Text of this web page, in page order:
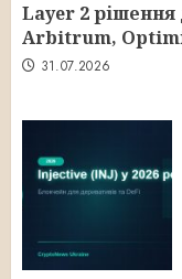
Layer 2 рішення
Arbitrum,
31.07.2026